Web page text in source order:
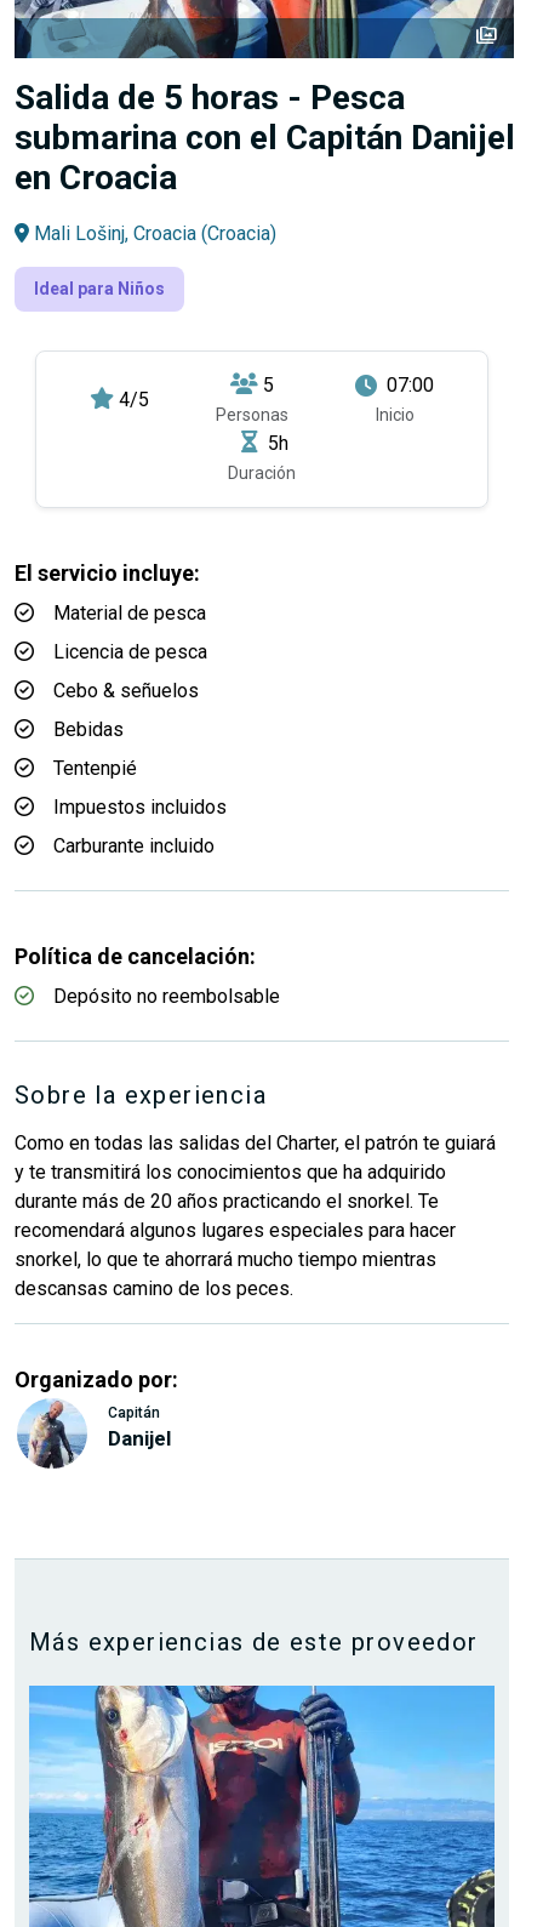
perm_media
Salida de 5 horas - Pesca
submarina con el Capitán Danijel
en Croacia
Mali Lošinj, Croacia (Croacia)
Ideal para Niños
4/5
5
Personas
07:00
Inicio
5h
Duración
El servicio incluye:
Material de pesca
Licencia de pesca
Cebo & señuelos
Bebidas
Tentenpié
Impuestos incluidos
Carburante incluido
Política de cancelación:
Depósito no reembolsable
Sobre la experiencia
Como en todas las salidas del Charter, el patrón te guiará
y te transmitirá los conocimientos que ha adquirido
durante más de 20 años practicando el snorkel. Te
recomendará algunos lugares especiales para hacer
snorkel, lo que te ahorrará mucho tiempo mientras
descansas camino de los peces.
Organizado por:
Capitán
Danijel
Más experiencias de este proveedor